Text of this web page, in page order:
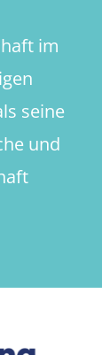
im
seine
und